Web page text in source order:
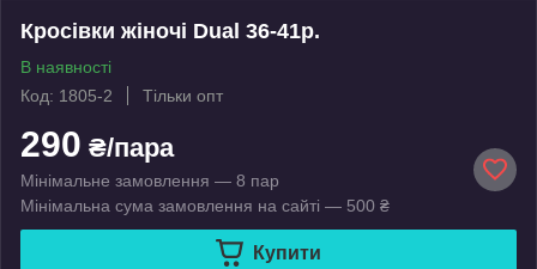
Кросівки жіночі Dual 36-41р.
В наявності
Код: 1805-2
Тільки опт
290 ₴/пара
Мінімальне замовлення — 8 пар
Мінімальна сума замовлення на сайті — 500 ₴
Купити